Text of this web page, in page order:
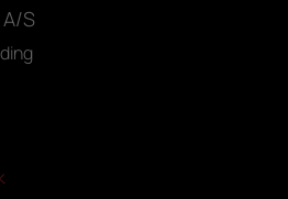
S